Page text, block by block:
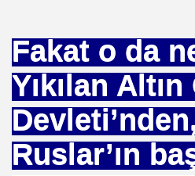
Fakat o da
Yıkılan
Devleti’nden,
Ruslar’ın
"DUA"LAR